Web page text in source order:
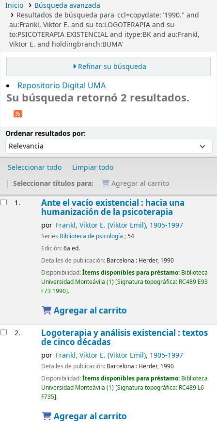
Inicio
Búsqueda avanzada
Resultados de búsqueda para 'ccl=copydate:"1990." and
au:Frankl, Viktor E. and su-to:LOGOTERAPIA and su-
to:PSICOTERAPIA EXISTENCIAL and itype:BK and au:Frankl,
Viktor E. and holdingbranch:BUMA'
Refinar su búsqueda
Repositorio Digital UMA
Su búsqueda retornó 2 resultados.
Ordenar resultados por:
Seleccionar todo
Limpiar todo
Seleccionar títulos para:
Agregar al carrito
1. Ante el vacío existencial : hacia una
humanización de la psicoterapia
por Frankl, Viktor E. (Viktor Emil), 1905-1997
Series Biblioteca de psicología ; 54
Edición:6a ed.
Detalles de publicación: Barcelona : Herder, 1990
Disponibilidad:Ítems disponibles para préstamo: Biblioteca
Universidad Monteávila (1) Signatura topográfica: RC489 E93
F73 1990 .
Agregar al carrito
2. Logoterapia y análisis existencial : textos
de cinco décadas
por Frankl, Viktor E. (Viktor Emil), 1905-1997
Detalles de publicación: Barcelona : Herder, 1990
Disponibilidad:Ítems disponibles para préstamo: Biblioteca
Universidad Monteávila (1) Signatura topográfica: RC489 L6
F735 .
Agregar al carrito